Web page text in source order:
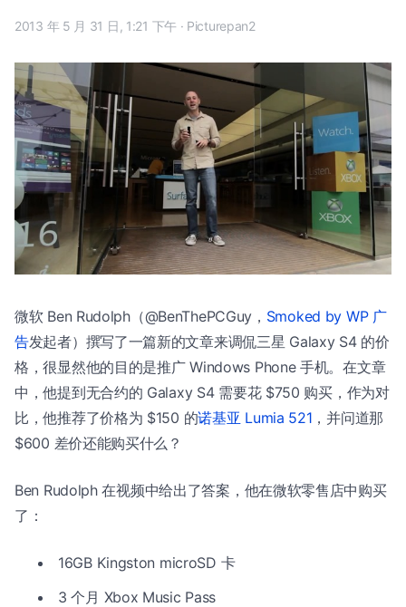
2013 年 5 月 31 日, 1:21 下午 · Picturepan2
微软 Ben Rudolph（@BenThePCGuy， Smoked by WP 广
告发起者）撰写了一篇新的文章来调侃三星 Galaxy S4 的价
格，很显然他的目的是推广 Windows Phone 手机。在文章
中，他提到无合约的 Galaxy S4 需要花 $750 购买，作为对
比，他推荐了价格为 $150 的诺基亚 Lumia 521 ，并问道那
$600 差价还能购买什么？
Ben Rudolph 在视频中给出了答案，他在微软零售店中购买
了：
16GB Kingston microSD 卡
3 个月 Xbox Music Pass